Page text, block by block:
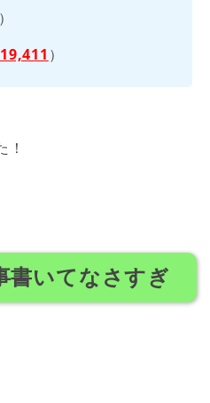
）
）
！
書いてなさすぎ